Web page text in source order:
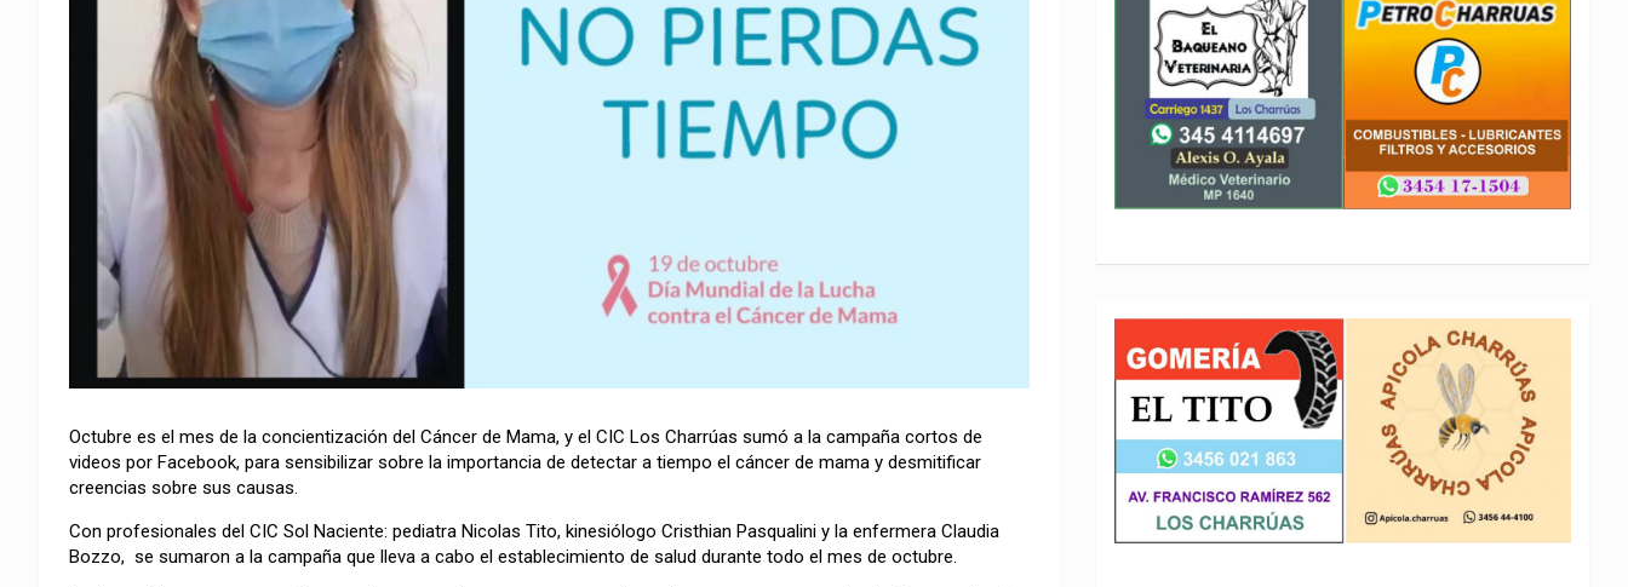
Octubre es el mes de la concientización del Cáncer de Mama, y el CIC Los Charrúas sumó a la campaña cortos de
videos por Facebook, para sensibilizar sobre la importancia de detectar a tiempo el cáncer de mama y desmitificar
creencias sobre sus causas.
Con profesionales del CIC Sol Naciente: pediatra Nicolas Tito, kinesiólogo Cristhian Pasqualini y la enfermera Claudia
Bozzo, se sumaron a la campaña que lleva a cabo el establecimiento de salud durante todo el mes de octubre.